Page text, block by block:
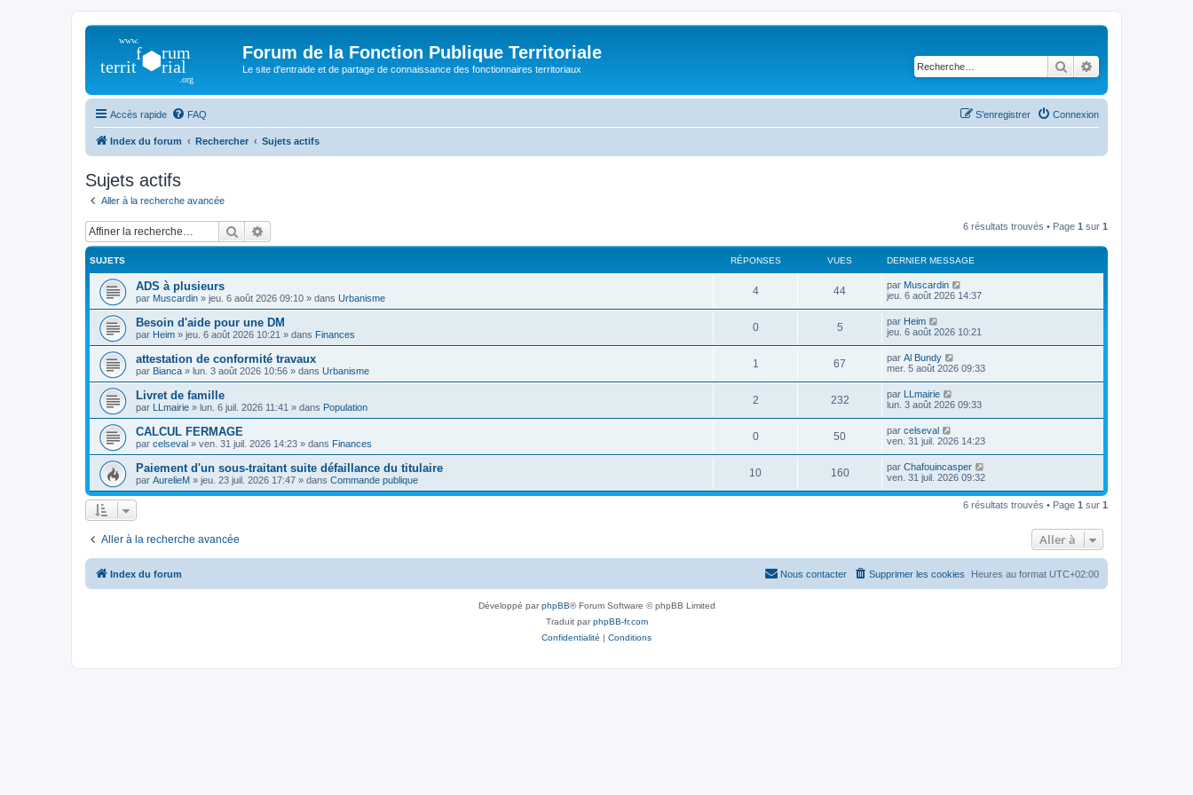
Forum de la Fonction Publique Territoriale
Le site d'entraide et de partage de connaissance des fonctionnaires territoriaux Rechercher
Accès rapide FAQ Connexion
S’enregistrer
Index du forum Rechercher Sujets actifs
Sujets actifs
Aller à la recherche avancée
Rechercher 6 résultats trouvés • Page 1 sur 1
SUJETS RÉPONSES VUES DERNIER MESSAGE
ADS à plusieurs
par Muscardin » jeu. 6 août 2026 09:10 » dans Urbanisme
4 44 par Muscardin
jeu. 6 août 2026 14:37
Besoin d'aide pour une DM
par Heim » jeu. 6 août 2026 10:21 » dans Finances
0 5 par Heim
jeu. 6 août 2026 10:21
attestation de conformité travaux
par Bianca » lun. 3 août 2026 10:56 » dans Urbanisme
1 67 par Al Bundy
mer. 5 août 2026 09:33
Livret de famille
par LLmairie » lun. 6 juil. 2026 11:41 » dans Population
2 232 par LLmairie
lun. 3 août 2026 09:33
CALCUL FERMAGE
par celseval » ven. 31 juil. 2026 14:23 » dans Finances
0 50 par celseval
ven. 31 juil. 2026 14:23
Paiement d'un sous-traitant suite défaillance du titulaire
par AurelieM » jeu. 23 juil. 2026 17:47 » dans Commande publique
10 160 par Chafouincasper
ven. 31 juil. 2026 09:32
6 résultats trouvés • Page 1 sur 1
Aller à la recherche avancée Aller à
Index du forum Heures au format UTC+02:00
Supprimer les cookies
Nous contacter
Développé parphpBB® Forum Software © phpBB Limited
Traduit parphpBB-fr.com
Confidentialité | Conditions